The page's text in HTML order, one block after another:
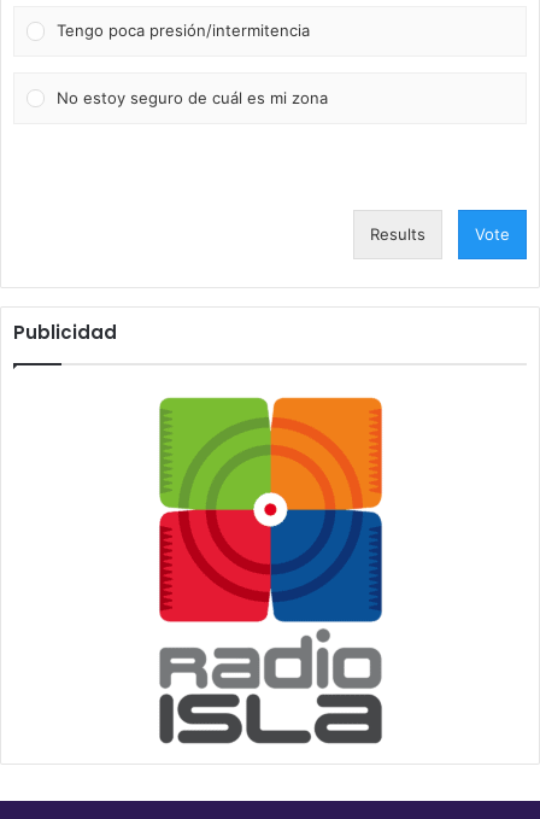
Tengo poca presión/intermitencia
No estoy seguro de cuál es mi zona
Results Vote
Publicidad